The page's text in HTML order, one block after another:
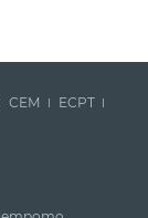
СЕМ
ECPT